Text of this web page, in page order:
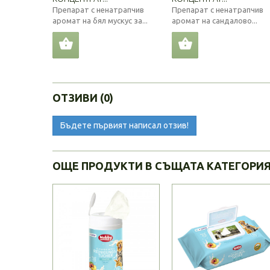
Препарат с ненатрапчив
аромат на бял мускус за...
Препарат с ненатрапчив
аромат на сандалово...
ОТЗИВИ (0)
Бъдете първият написал отзив!
ОЩЕ ПРОДУКТИ В СЪЩАТА